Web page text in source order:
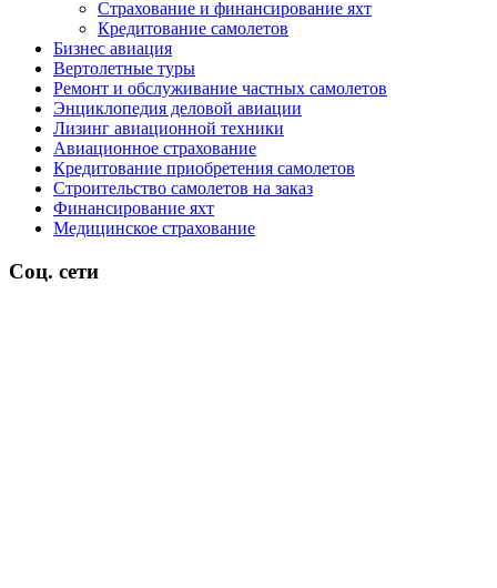
Страхование и финансирование яхт
Кредитование самолетов
Бизнес авиация
Вертолетные туры
Ремонт и обслуживание частных самолетов
Энциклопедия деловой авиации
Лизинг авиационной техники
Авиационное страхование
Кредитование приобретения самолетов
Строительство самолетов на заказ
Финансирование яхт
Медицинское страхование
Соц. сети